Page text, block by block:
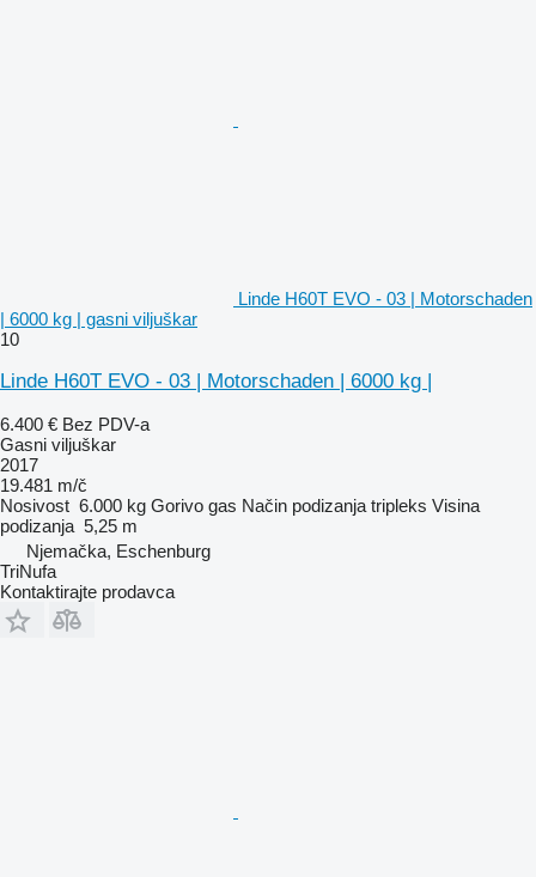
Linde H60T EVO - 03 | Motorschaden
| 6000 kg | gasni viljuškar
10
Linde H60T EVO - 03 | Motorschaden | 6000 kg |
6.400 € Bez PDV-a
Gasni viljuškar
2017
19.481 m/č
Nosivost 6.000 kg Gorivo gas Način podizanja tripleks Visina
podizanja 5,25 m
Njemačka, Eschenburg
TriNufa
Kontaktirajte prodavca